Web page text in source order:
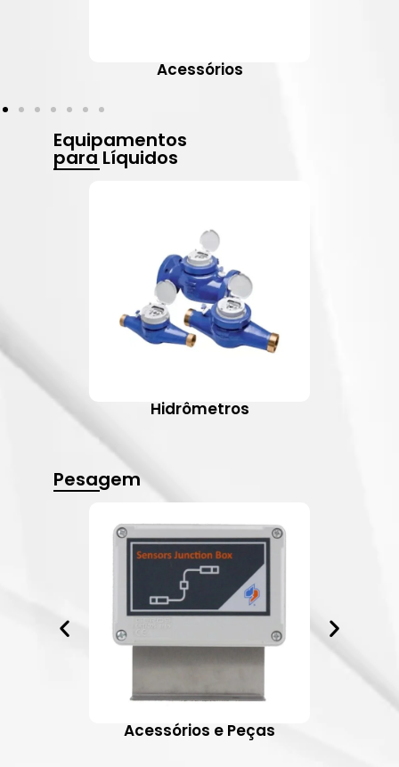
Acessórios
Equipamentos
para Líquidos
Hidrômetros
Pesagem
Acessórios e Peças